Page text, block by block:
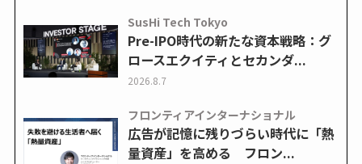
SusHi Tech Tokyo
Pre-IPO時代の新たな資本戦略：グ
ロースエクイティとセカンダ...
2026.8.7
フロンティアインターナショナル
広告が記憶に残りづらい時代に「熱
量資産」を高める フロン...